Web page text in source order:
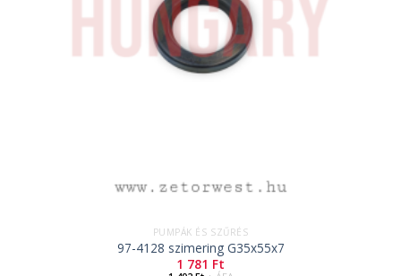
PUMPÁK ÉS SZŰRÉS
97-4128 szimering G35x55x7
1 781 Ft